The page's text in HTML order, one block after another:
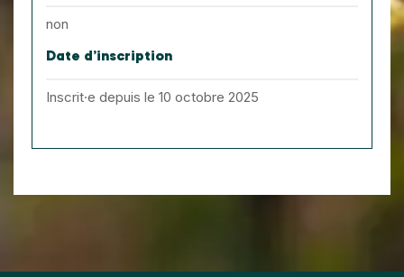
non
Date d’inscription
Inscrit·e depuis le 10 octobre 2025